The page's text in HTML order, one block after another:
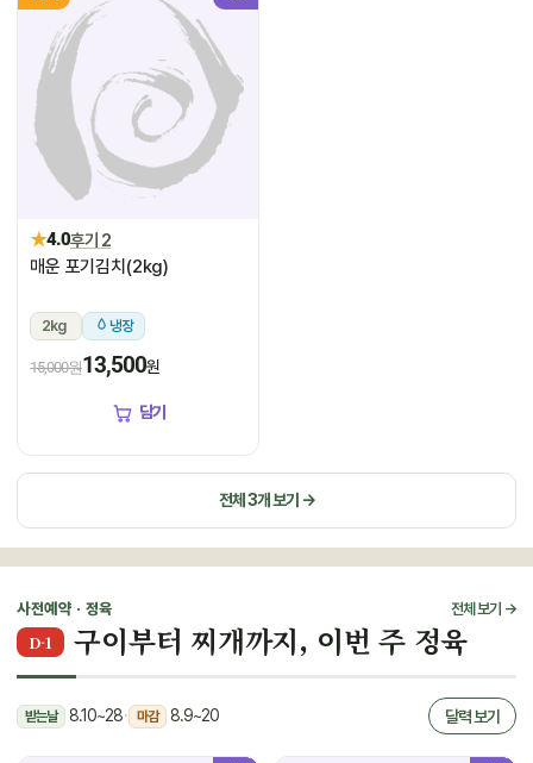
★4.0후기 2
매운 포기김치(2kg)
2kg 냉장
15,000원13,500원
담기
전체 3개 보기 →
사전예약 · 정육 전체 보기 →
D-1 구이부터 찌개까지, 이번 주 정육
받는날 8.10~28· 마감 8.9~20 달력 보기